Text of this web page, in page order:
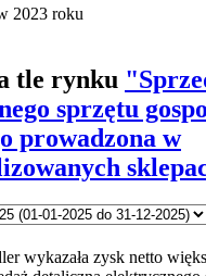
2023 roku
tle rynku
sprzętu
prowadzona w
wykazała zysk netto